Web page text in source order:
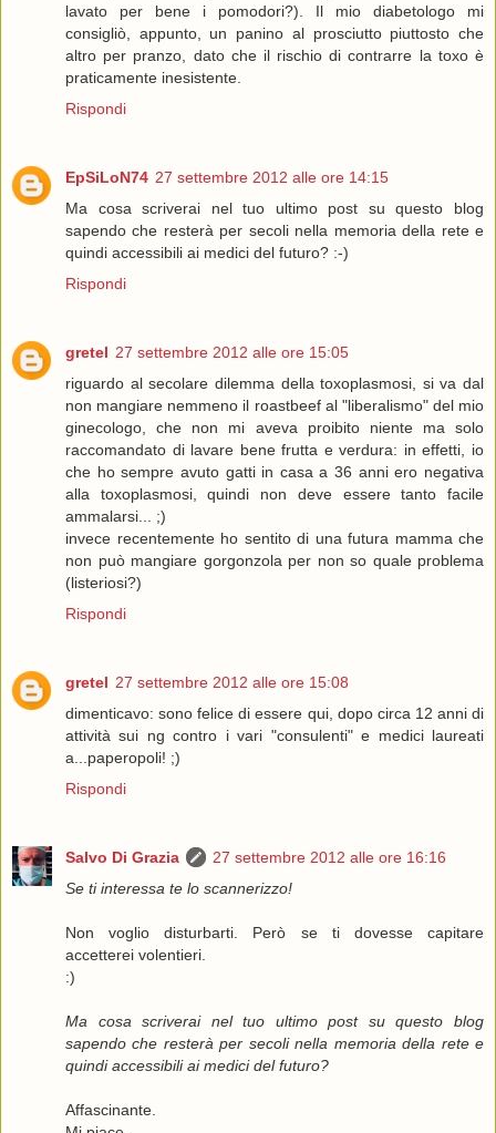
lavato per bene i pomodori?). Il mio diabetologo mi
consigliò, appunto, un panino al prosciutto piuttosto che
altro per pranzo, dato che il rischio di contrarre la toxo è
praticamente inesistente.
Rispondi
EpSiLoN74 27 settembre 2012 alle ore 14:15
Ma cosa scriverai nel tuo ultimo post su questo blog
sapendo che resterà per secoli nella memoria della rete e
quindi accessibili ai medici del futuro? :-)
Rispondi
gretel 27 settembre 2012 alle ore 15:05
riguardo al secolare dilemma della toxoplasmosi, si va dal
non mangiare nemmeno il roastbeef al "liberalismo" del mio
ginecologo, che non mi aveva proibito niente ma solo
raccomandato di lavare bene frutta e verdura: in effetti, io
che ho sempre avuto gatti in casa a 36 anni ero negativa
alla toxoplasmosi, quindi non deve essere tanto facile
ammalarsi... ;)
invece recentemente ho sentito di una futura mamma che
non può mangiare gorgonzola per non so quale problema
(listeriosi?)
Rispondi
gretel 27 settembre 2012 alle ore 15:08
dimenticavo: sono felice di essere qui, dopo circa 12 anni di
attività sui ng contro i vari "consulenti" e medici laureati
a...paperopoli! ;)
Rispondi
Salvo Di Grazia
27 settembre 2012 alle ore 16:16
Se ti interessa te lo scannerizzo!
Non voglio disturbarti. Però se ti dovesse capitare
accetterei volentieri.
:)
Ma cosa scriverai nel tuo ultimo post su questo blog
sapendo che resterà per secoli nella memoria della rete e
quindi accessibili ai medici del futuro?
Affascinante.